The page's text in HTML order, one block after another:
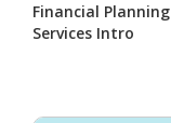
Financial Planning
Services Intro